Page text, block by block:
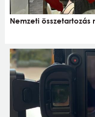
Nemzeti összetartozás